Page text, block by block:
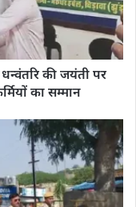
की जयंती पर
का सम्मान